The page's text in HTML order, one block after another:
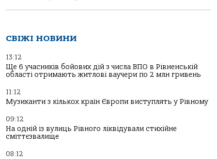
СВІЖІ НОВИНИ
13:12
Ще 6 учасників бойових дій з числа ВПО в Рівненській
області отримають житлові ваучери по 2 млн гривень
11:12
Музиканти з кількох країн Європи виступлять у Рівному
09:12
На одній із вулиць Рівного ліквідували стихійне
сміттєзвалище
08:12